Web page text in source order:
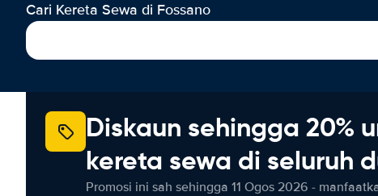
Cari Kereta Sewa di Fossano
Diskaun sehingga 20%
kereta sewa di seluruh
Promosi ini sah sehingga 11 Ogos 2026 -